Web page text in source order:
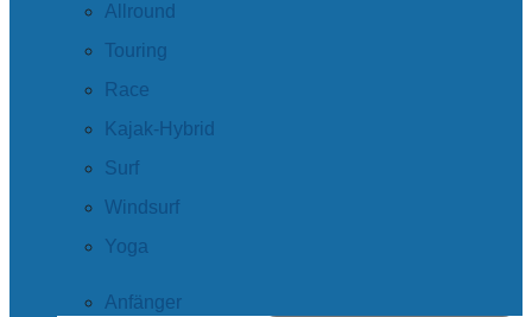
Allround
Touring
Race
Kajak-Hybrid
Surf
Windsurf
Yoga
Anfänger